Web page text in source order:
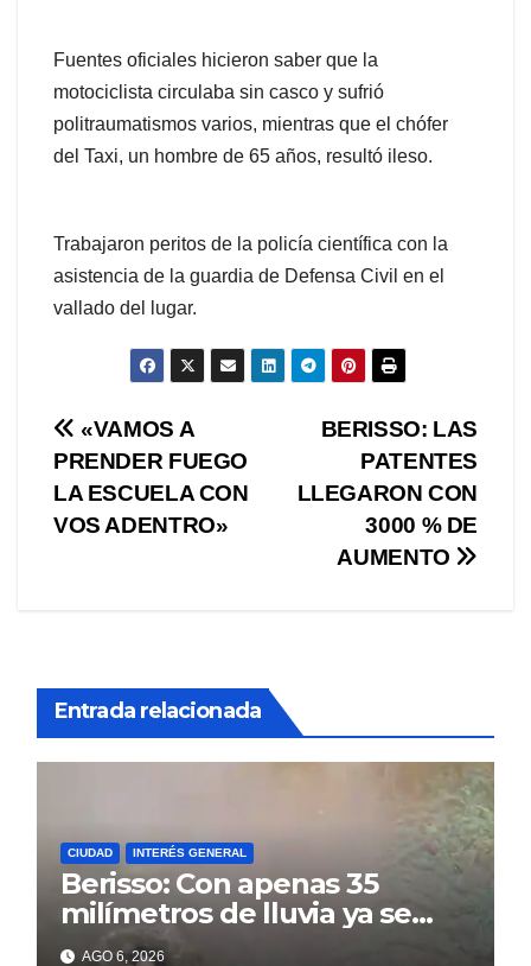
Fuentes oficiales hicieron saber que la
motociclista circulaba sin casco y sufrió
politraumatismos varios, mientras que el chófer
del Taxi, un hombre de 65 años, resultó ileso.
Trabajaron peritos de la policía científica con la
asistencia de la guardia de Defensa Civil en el
vallado del lugar.
Navegación
de
entradas
BERISSO: LAS
PATENTES
LLEGARON CON
3000 % DE
AUMENTO
«VAMOS A
PRENDER FUEGO
LA ESCUELA CON
VOS ADENTRO»
Entrada relacionada
CIUDAD INTERÉS GENERAL
Berisso: Con apenas 35
milímetros de lluvia ya se
sienten los problemas
AGO 6, 2026